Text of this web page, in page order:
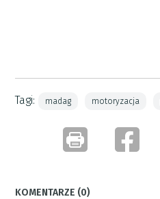
Tagi: madag motoryzacja
KOMENTARZE (0)